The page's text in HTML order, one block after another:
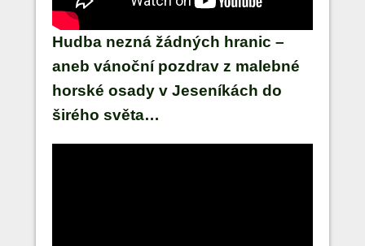
Hudba nezná žádných hranic –
aneb vánoční pozdrav z malebné
horské osady v Jeseníkách do
širého světa…